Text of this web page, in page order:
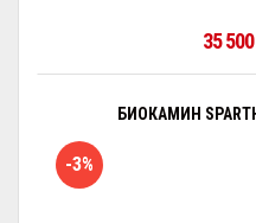
35 500
БИОКАМИН
-3%